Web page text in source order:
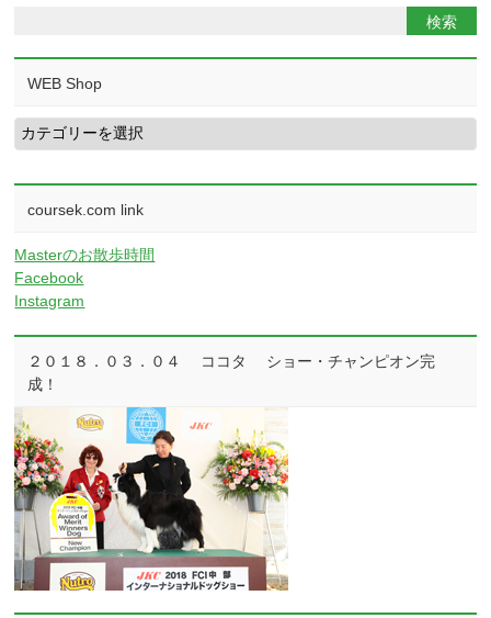
WEB Shop
WEB
Shop
coursek.com link
Masterのお散歩時間
Facebook
Instagram
２０１８．０３．０４ ココタ ショー・チャンピオン完
成！